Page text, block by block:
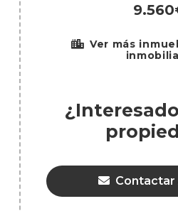
Ver más
Contactar